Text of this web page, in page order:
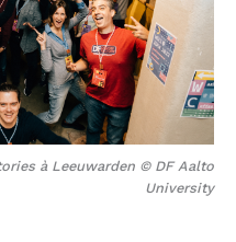
à Leeuwarden © DF Aalto
University